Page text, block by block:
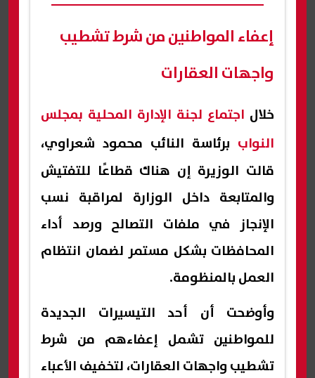
إعفاء المواطنين من شرط تشطيب
واجهات العقارات
خلال اجتماع لجنة الإدارة المحلية بمجلس
النواب برئاسة النائب محمود شعراوي،
قالت الوزيرة إن هناك قطاعًا للتفتيش
والمتابعة داخل الوزارة لمراقبة نسب
الإنجاز في ملفات التصالح ورصد أداء
المحافظات بشكل مستمر لضمان انتظام
العمل بالمنظومة.
وأوضحت أن أحد التيسيرات الجديدة
للمواطنين تشمل إعفاءهم من شرط
تشطيب واجهات العقارات، لتخفيف الأعباء